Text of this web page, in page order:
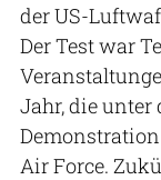
der US-
Der Test war
Jahr, die unter
Demonstration
Air Force.